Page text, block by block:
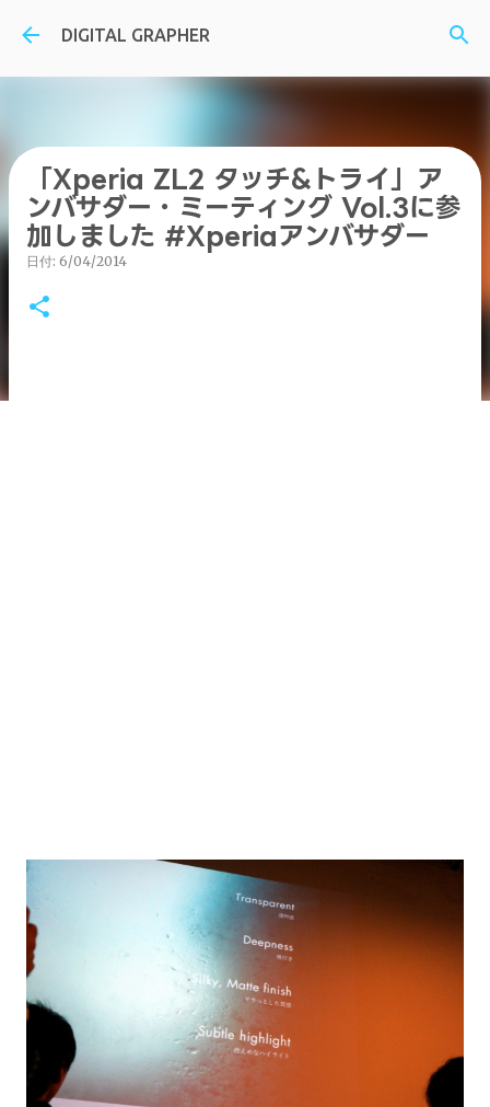
スキップしてメイン コンテンツに移動
DIGITAL GRAPHER
「Xperia ZL2 タッチ&トライ」ア
ンバサダー・ミーティング Vol.3に参
加しました #Xperiaアンバサダー
日付: 6/04/2014